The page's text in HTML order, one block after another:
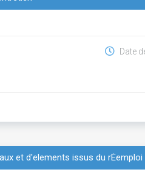
Date
et d'elements issus du rÉemploi